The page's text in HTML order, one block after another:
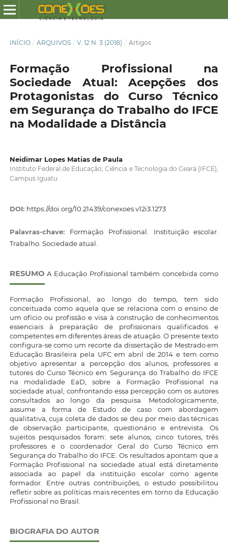
INÍCIO / ARQUIVOS / V. 12 N. 3 (2018) / Artigos
Formação Profissional na
Sociedade Atual: Acepções dos
Protagonistas do Curso Técnico
em Segurança do Trabalho do IFCE
na Modalidade a Distância
Neidimar Lopes Matias de Paula
Instituto Federal de Educação, Ciência e Tecnologia do Ceará (IFCE),
Campus Iguatu
DOI: https://doi.org/10.21439/conexoes.v12i3.1273
Palavras-chave: Formação Profissional. Instituição escolar.
Trabalho. Sociedade atual.
RESUMO A Educação Profissional também concebida como
Formação Profissional, ao longo do tempo, tem sido
conceituada como aquela que se relaciona com o ensino de
um ofício ou profissão e visa à construção de conhecimentos
essenciais à preparação de profissionais qualificados e
competentes em diferentes áreas de atuação. O presente texto
configura-se como um recorte da dissertação de Mestrado em
Educação Brasileira pela UFC em abril de 2014 e tem como
objetivo apresentar a percepção dos alunos, professores e
tutores do Curso Técnico em Segurança do Trabalho do IFCE
na modalidade EaD, sobre a Formação Profissional na
sociedade atual, confrontando essa percepção com os autores
consultados ao longo da pesquisa. Metodologicamente,
assume a forma de Estudo de caso com abordagem
qualitativa, cuja coleta de dados se deu por meio das técnicas
de observação participante, questionário e entrevista. Os
sujeitos pesquisados foram: sete alunos, cinco tutores, três
professores e o coordenador Geral do Curso Técnico em
Segurança do Trabalho do IFCE. Os resultados apontam que a
Formação Profissional na sociedade atual está diretamente
associada ao papel da instituição escolar como agente
formador. Entre outras contribuições, o estudo possibilitou
refletir sobre as políticas mais recentes em torno da Educação
Profissional no Brasil.
BIOGRAFIA DO AUTOR